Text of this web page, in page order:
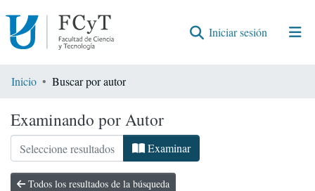
Iniciar sesión (current)
Comunidades
Inicio Buscar por autor
Examinando por Autor
Examinar
Todos los resultados de la búsqueda